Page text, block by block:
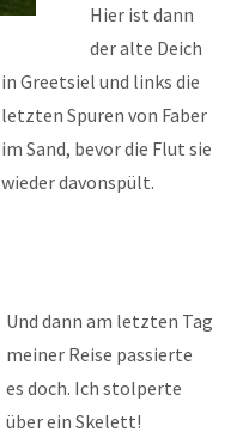
Hier ist dann
der alte Deich
in Greetsiel und links die
letzten Spuren von Faber
im Sand, bevor die Flut sie
wieder davonspült.
Und dann am letzten Tag
meiner Reise passierte
es doch. Ich stolperte
über ein Skelett!